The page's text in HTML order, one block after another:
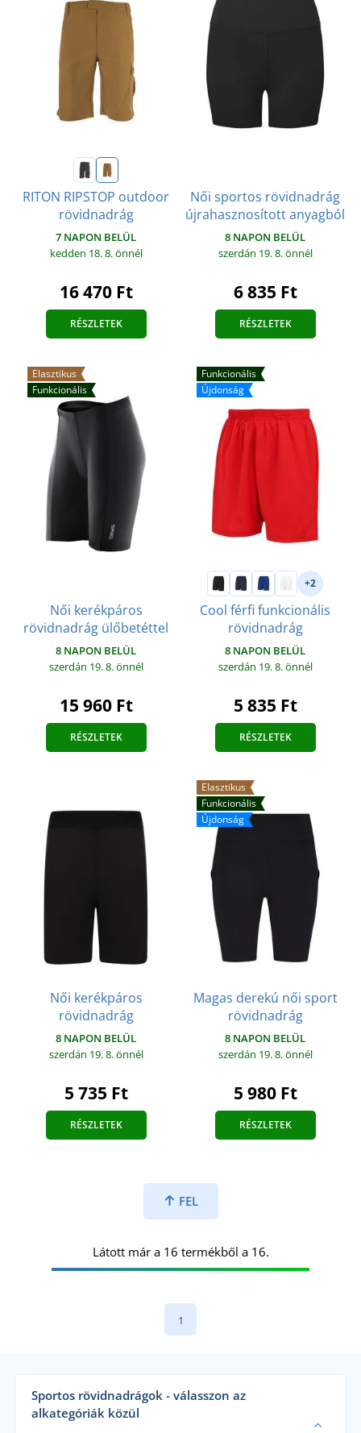
RITON RIPSTOP outdoor
rövidnadrág
7 NAPON BELÜL
kedden 18. 8.önnél
16 470 Ft
RÉSZLETEK
Női sportos rövidnadrág
újrahasznosított anyagból
8 NAPON BELÜL
szerdán 19. 8.önnél
6 835 Ft
RÉSZLETEK
Elasztikus
Funkcionális
Női kerékpáros
rövidnadrág ülőbetéttel
8 NAPON BELÜL
szerdán 19. 8.önnél
15 960 Ft
RÉSZLETEK
Funkcionális
Újdonság
+2
Cool férfi funkcionális
rövidnadrág
8 NAPON BELÜL
szerdán 19. 8.önnél
5 835 Ft
RÉSZLETEK
Női kerékpáros
rövidnadrág
8 NAPON BELÜL
szerdán 19. 8.önnél
5 735 Ft
RÉSZLETEK
Elasztikus
Funkcionális
Újdonság
Magas derekú női sport
rövidnadrág
8 NAPON BELÜL
szerdán 19. 8.önnél
5 980 Ft
RÉSZLETEK
FEL
Látott már a 16 termékből a 16.
1
Sportos rövidnadrágok - válasszon az
alkategóriák közül